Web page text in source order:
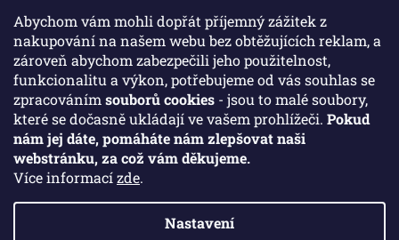
Abychom vám mohli dopřát příjemný zážitek z
nakupování na našem webu bez obtěžujících reklam, a
zároveň abychom zabezpečili jeho použitelnost,
funkcionalitu a výkon, potřebujeme od vás souhlas se
zpracováním souborů cookies - jsou to malé soubory,
které se dočasně ukládají ve vašem prohlížeči. Pokud
nám jej dáte, pomáháte nám zlepšovat naši
webstránku, za což vám děkujeme.
Více informacízde.
Nastavení
Jak skladovat broušené sklenice, aby se nepoškodily?
Broušené sklenice jsou symbolem elegance, tradice a luxusu. ...
Facebook
Vytvořil Shoptet